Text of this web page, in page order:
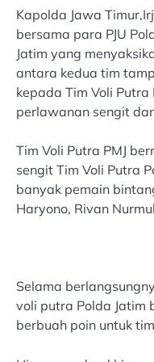
Kapolda Jawa
bersama para PJU
Jatim yang
antara kedua tim
kepada Tim Voli
perlawanan sengit
Tim Voli Putra PMJ
sengit Tim Voli Putra
banyak pemain
Haryono, Rivan
Selama
voli putra Polda Jatim
berbuah poin untuk